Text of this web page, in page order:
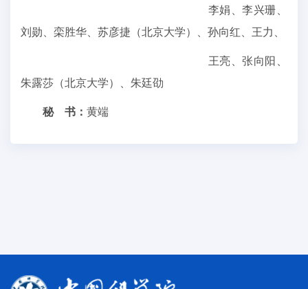
李娟、李兴珊、
刘勋、 栾胜华、苏彦捷（北京大学）、孙向红、王力、
王亮、张向阳、
朱露莎（北京大学）、朱廷劭
秘 书： 黄端